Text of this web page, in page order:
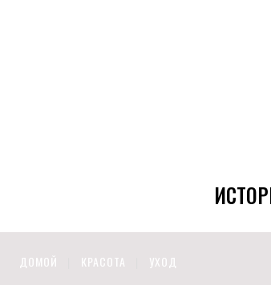
ДОМОЙ КРАСОТА УХОД